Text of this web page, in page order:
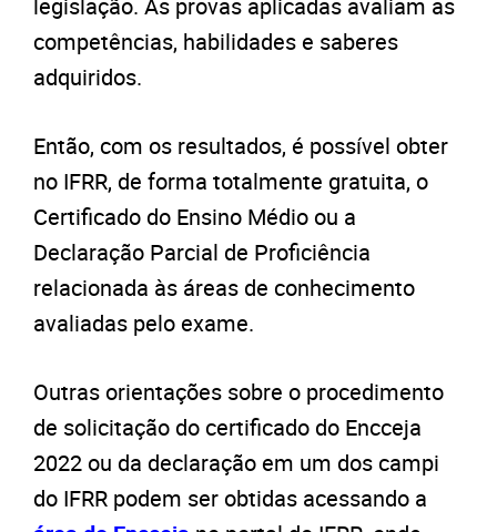
legislação. As provas aplicadas avaliam as
competências, habilidades e saberes
adquiridos.
Então, com os resultados, é possível obter
no IFRR, de forma totalmente gratuita, o
Certificado do Ensino Médio ou a
Declaração Parcial de Proficiência
relacionada às áreas de conhecimento
avaliadas pelo exame.
Outras orientações sobre o procedimento
de solicitação do certificado do Encceja
2022 ou da declaração em um dos campi
do IFRR podem ser obtidas acessando a